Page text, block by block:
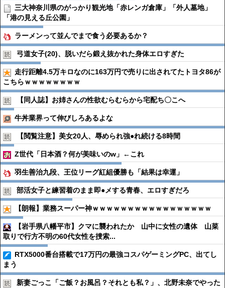
三大神奈川県のがっかり観光地「赤レンガ倉庫」「外人墓地」
「港の見える丘公園」
ラーメンって並んでまで食う必要あるか？
弓道女子(20)、脱いだら鍛え抜かれた身体エロすぎた
走行距離4.5万キロなのに163万円で売りに出されてたトヨタ86が
こちらｗｗｗｗｗｗｗｗ
【同人誌】お姉さんの性欲むらむらから宅配ち〇こへ
牛丼業界って伸びしろあるよな
【閲覧注意】美女20人、辱められ強●︎れ続ける8時間
Z世代「日本酒？何が美味いのw」←これ
羽生善治九段、王位リーグ紅組優勝も「結果は幸運」
部活女子と練習着のまま即●︎メする青春、エロすぎだろ
【朗報】業務スーパー神ｗｗｗｗｗｗｗｗｗｗｗｗｗｗｗｗｗ
【岩手県八幡平市】クマに襲われたか 山中に女性の遺体 山菜
取りで行方不明の60代女性を捜索...
RTX5000番台搭載で17万円の最強コスパゲーミングPC、出てし
まう
新妻ごっこ「ご飯？お風呂？それとも私？」、北野未奈でやった